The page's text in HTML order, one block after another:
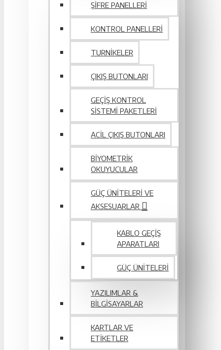
ŞIFRE PANELLERI
KONTROL PANELLERI
TURNIKELER
ÇIKIŞ BUTONLARI
GEÇIŞ KONTROL
SISTEMI PAKETLERI
ACIL ÇIKIŞ BUTONLARI
BIYOMETRIK
OKUYUCULAR
GÜÇ ÜNITELERI VE
AKSESUARLAR
KABLO GEÇIŞ
APARATLARI
GÜÇ ÜNITELERI
YAZILIMLAR &
BILGISAYARLAR
KARTLAR VE
ETIKETLER